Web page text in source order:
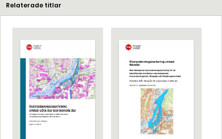
Relaterade titlar